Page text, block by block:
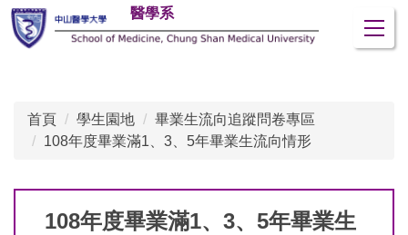
跳
到
醫學系
首頁 學生園地
畢業生流向追蹤問卷專區
108年度畢業滿1、3、5年畢業生流向情形
108年度畢業滿1、3、5年畢業生